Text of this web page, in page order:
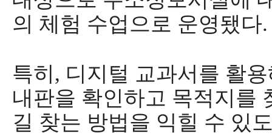
의 체험 수업으로 운영됐다.
특히, 디지털 교과서를 활
내판을 확인하고 목적지를
길 찾는 방법을 익힐 수 있